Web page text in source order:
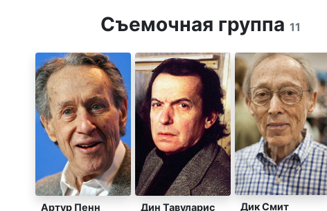
Съемочная группа 11
Артур Пенн Дин Тавуларис Дик Смит